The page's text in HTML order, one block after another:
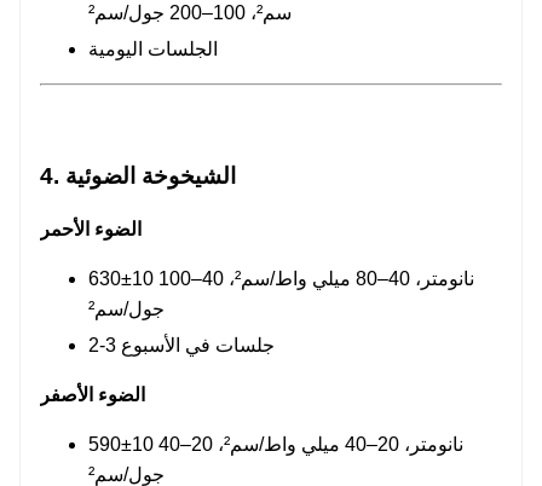
سم²، 100–200 جول/سم²
الجلسات اليومية
4. الشيخوخة الضوئية
الضوء الأحمر
630±10 نانومتر، 40–80 ميلي واط/سم²، 40–100
جول/سم²
2-3 جلسات في الأسبوع
الضوء الأصفر
590±10 نانومتر، 20–40 ميلي واط/سم²، 20–40
جول/سم²